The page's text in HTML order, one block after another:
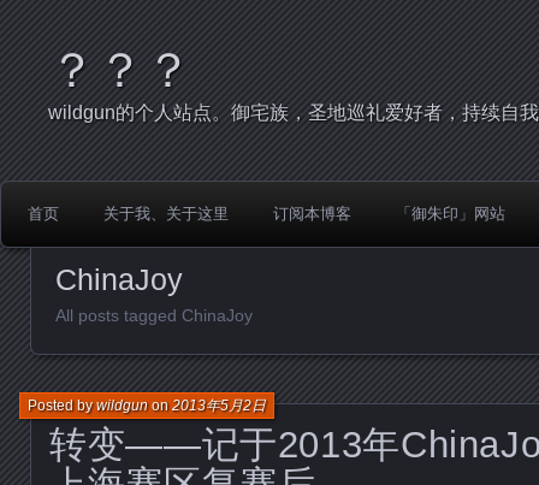
？？？
wildgun的个人站点。御宅族，圣地巡礼爱好者，持续自
首页 关于我、关于这里 订阅本博客 「御朱印」网站
ChinaJoy
All posts tagged ChinaJoy
转变——记于2013年
Posted bywildgunon2013年5月2日